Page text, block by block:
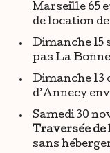
Marseille 65
de location
Dimanche 15
pas La
Dimanche 13
d’Annecy
Samedi 30
Traversée de
sans